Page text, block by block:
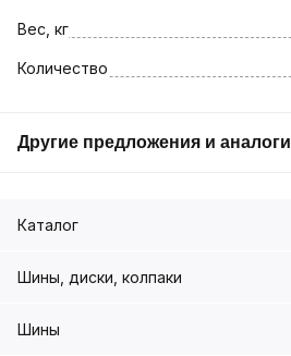
Вес, кг
Количество
Другие предложения и аналоги
Каталог
Шины, диски, колпаки
Шины